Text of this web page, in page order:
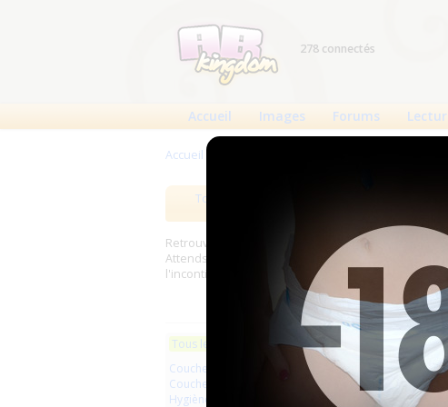
278 connectés
Accueil Images Forums
Accueil
Tous les produits
Retrouverez sur cette page les meilleures couches
Attends, Bambino...) et les meilleurs produits aussi
l'incontinence.
Tous les produits
Couches à usage unique
Couches lavables
Hygiène usage unique
Les plus récents
ACMedical
la...